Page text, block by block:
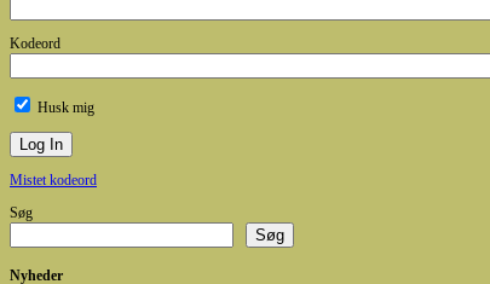
Kodeord
Husk mig
Mistet kodeord
Søg
Søg
Nyheder